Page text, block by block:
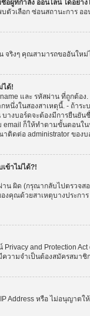
อผู้ที่กำลัง ออนไลน์ ได้อย่าง
วเลือก ซ่อนสถานะการ อ
จริงๆ คุณสามารถขออันให
ได้!
และ รหัสผ่าน ที่ถูกต้อง.
หนึ่งในสองสาเหตุนี้. - ถ้า
งบอร์ดจะต้องมีการยืนยัน
ก็ให้ทำตามขั้นตอนใ
ติดต่อ administrator ของบ
ข้าไม่ได้?!
น ผิด (กรุณากลับไปตรวจ
คุณด้วยสาเหตุบางประกา
Privacy and Protection
วามจำเป็นต้องสมัครสมา
Address หรือ ไม่อนุญาตใ